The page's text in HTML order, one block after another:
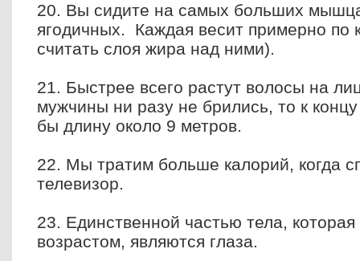
20. Вы сидите на самых больших
ягодичных. Каждая весит примерно по
считать слоя жира над ними).
21. Быстрее всего растут волосы на
мужчины ни разу не брились, то к
бы длину около 9 метров.
22. Мы тратим больше калорий, когда
телевизор.
23. Единственной частью тела,
возрастом, являются глаза.